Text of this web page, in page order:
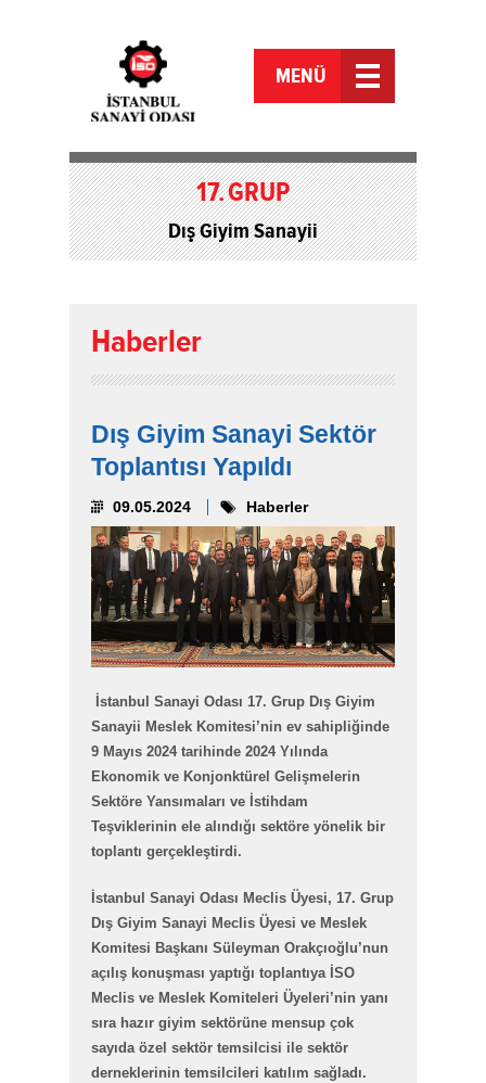
17.GRUP
Dış Giyim Sanayii
MENÜ
Haberler
Dış Giyim Sanayi Sektör
Toplantısı Yapıldı
09.05.2024 Haberler
İstanbul Sanayi Odası 17. Grup Dış Giyim
Sanayii Meslek Komitesi’nin ev sahipliğinde
9 Mayıs 2024 tarihinde 2024 Yılında
Ekonomik ve Konjonktürel Gelişmelerin
Sektöre Yansımaları ve İstihdam
Teşviklerinin ele alındığı sektöre yönelik bir
toplantı gerçekleştirdi.
İstanbul Sanayi Odası Meclis Üyesi, 17. Grup
Dış Giyim Sanayi Meclis Üyesi ve Meslek
Komitesi Başkanı Süleyman Orakçıoğlu’nun
açılış konuşması yaptığı toplantıya İSO
Meclis ve Meslek Komiteleri Üyeleri’nin yanı
sıra hazır giyim sektörüne mensup çok
sayıda özel sektör temsilcisi ile sektör
derneklerinin temsilcileri katılım sağladı.